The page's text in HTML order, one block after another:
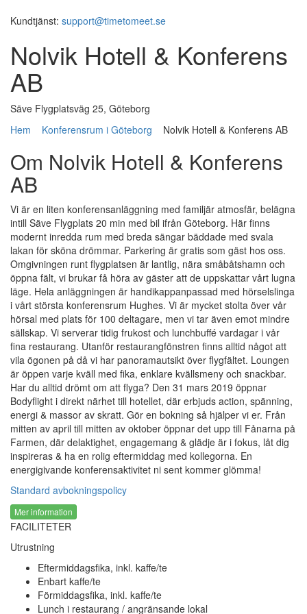
Kundtjänst: support@timetomeet.se
Nolvik Hotell & Konferens
AB
Säve Flygplatsväg 25, Göteborg
Hem
Konferensrum i Göteborg Nolvik Hotell & Konferens AB
Om Nolvik Hotell & Konferens
AB
Vi är en liten konferensanläggning med familjär atmosfär, belägna
intill Säve Flygplats 20 min med bil ifrån Göteborg. Här finns
modernt inredda rum med breda sängar bäddade med svala
lakan för sköna drömmar. Parkering är gratis som gäst hos oss.
Omgivningen runt flygplatsen är lantlig, nära småbåtshamn och
öppna fält, vi brukar få höra av gäster att de uppskattar vårt lugna
läge. Hela anläggningen är handikappanpassad med hörselslinga
i vårt största konferensrum Hughes. Vi är mycket stolta över vår
hörsal med plats för 100 deltagare, men vi tar även emot mindre
sällskap. Vi serverar tidig frukost och lunchbuffé vardagar i vår
fina restaurang. Utanför restaurangfönstren finns alltid något att
vila ögonen på då vi har panoramautsikt över flygfältet. Loungen
är öppen varje kväll med fika, enklare kvällsmeny och snackbar.
Har du alltid drömt om att flyga? Den 31 mars 2019 öppnar
Bodyflight i direkt närhet till hotellet, där erbjuds action, spänning,
energi & massor av skratt. Gör en bokning så hjälper vi er. Från
mitten av april till mitten av oktober öppnar det upp till Fånarna på
Farmen, där delaktighet, engagemang & glädje är i fokus, låt dig
inspireras & ha en rolig eftermiddag med kollegorna. En
energigivande konferensaktivitet ni sent kommer glömma!
Standard avbokningspolicy
Mer information
FACILITETER
Utrustning
Eftermiddagsfika, inkl. kaffe/te
Enbart kaffe/te
Förmiddagsfika, inkl. kaffe/te
Lunch i restaurang / angränsande lokal
Vi använder cookies för att förbättra din upplevelse.
om vår integritetspolicy
Endast nödvändiga
Acceptera alla